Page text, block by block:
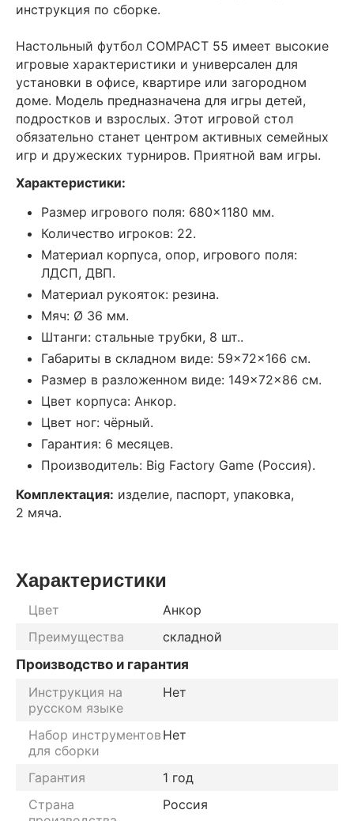
инструкция по сборке.
Настольный футбол COMPACT 55 имеет высокие
игровые характеристики и универсален для
установки в офисе, квартире или загородном
доме. Модель предназначена для игры детей,
подростков и взрослых. Этот игровой стол
обязательно станет центром активных семейных
игр и дружеских турниров. Приятной вам игры.
Характеристики:
Размер игрового поля: 680×1180 мм.
Количество игроков: 22.
Материал корпуса, опор, игрового поля:
ЛДСП, ДВП.
Материал рукояток: резина.
Мяч: Ø 36 мм.
Штанги: стальные трубки, 8 шт..
Габариты в складном виде: 59×72×166 см.
Размер в разложенном виде: 149×72×86 см.
Цвет корпуса: Анкор.
Цвет ног: чёрный.
Гарантия: 6 месяцев.
Производитель: Big Factory Game (Россия).
Комплектация: изделие, паспорт, упаковка,
2 мяча.
Характеристики
Цвет
Анкор
Преимущества
складной
Производство и гарантия
Инструкция на
русском языке
Нет
Набор инструментов
для сборки
Нет
Гарантия
1 год
Страна
Россия